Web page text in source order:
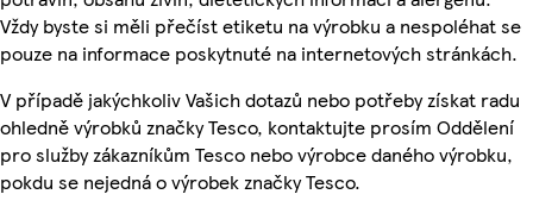
Vždy byste si měli přečíst etiketu na výrobku a nespoléhat se
pouze na informace poskytnuté na internetových stránkách.
V případě jakýchkoliv Vašich dotazů nebo potřeby získat radu
ohledně výrobků značky Tesco, kontaktujte prosím Oddělení
pro služby zákazníkům Tesco nebo výrobce daného výrobku,
pokdu se nejedná o výrobek značky Tesco.